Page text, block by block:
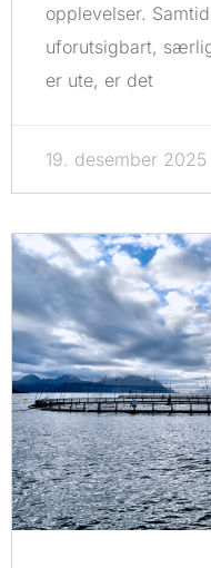
opplevelser.
uforutsigbart,
er ute, er det
19. desember 2025